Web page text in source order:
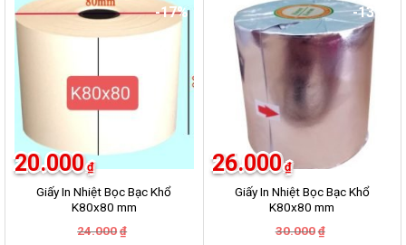
-17%
Giấy In Nhiệt Bọc Bạc Khổ
K80x80 mm
24.000 ₫
20.000 ₫
-13%
Giấy In Nhiệt Bọc Bạc Khổ
K80x80 mm
30.000 ₫
26.000 ₫